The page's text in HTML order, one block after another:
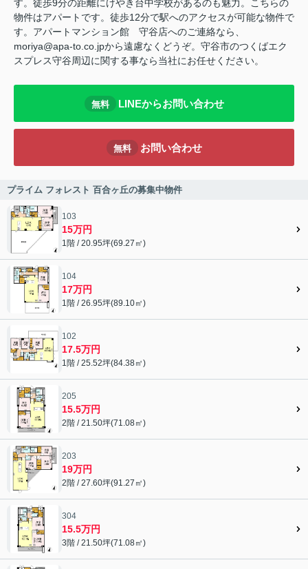
す。徒歩9分の距離にけやき台中学校があるのも魅力。こちらの
物件はアパートです。徒歩12分で駅へのアクセスが可能な物件で
す。アパートマンション館 守谷店へのご連絡なら、
moriya@apa-to.co.jpから遠慮なくどうぞ。守谷市のつくばエク
スプレス守谷周辺に関する事なら当社にお任せください。
無料 LINEからお問い合わせ
無料 お問い合わせ
プライム フォレスト 百合ヶ丘の募集中物件
103
15万円
1階 / 20.95坪(69.27㎡)
104
17万円
1階 / 26.95坪(89.10㎡)
102
17.5万円
1階 / 25.52坪(84.38㎡)
205
15.5万円
2階 / 21.50坪(71.08㎡)
203
19万円
2階 / 27.60坪(91.27㎡)
304
15.5万円
3階 / 21.50坪(71.08㎡)